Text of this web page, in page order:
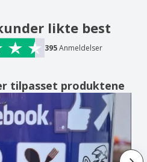
likte best
395Anmeldelser
tilpasset produktene